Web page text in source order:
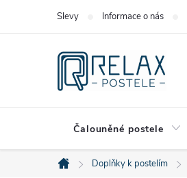
Slevy Informace o nás
Čalouněné postele
Domů
Doplňky k postelím